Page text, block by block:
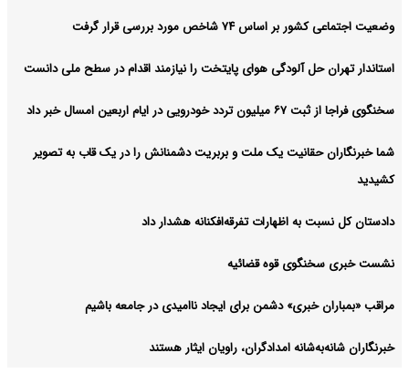
وضعیت اجتماعی کشور بر اساس ۷۴ شاخص مورد بررسی قرار گرفت
استاندار تهران حل آلودگی هوای پایتخت را نیازمند اقدام در سطح ملی دانست
سخنگوی فراجا از ثبت ۶۷ میلیون تردد خودرویی در ایام اربعین امسال خبر داد
شما خبرنگاران حقانیت یک ملت و بربریت دشمنانش را در یک قاب به تصویر
کشیدید
دادستان کل نسبت به اظهارات تفرقه‌افکنانه هشدار داد
نشست خبری سخنگوی قوه قضائیه
مراقب «بمباران خبری» دشمن برای ایجاد ناامیدی در جامعه باشیم
خبرنگاران شانه‌به‌شانه امدادگران، راویان ایثار هستند